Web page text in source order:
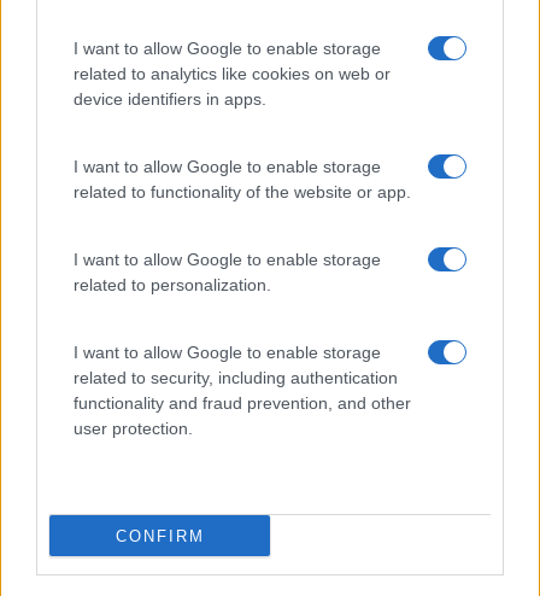
I want to allow Google to enable storage
related to analytics like cookies on web or
device identifiers in apps.
I want to allow Google to enable storage
related to functionality of the website or app.
I want to allow Google to enable storage
related to personalization.
I want to allow Google to enable storage
related to security, including authentication
functionality and fraud prevention, and other
user protection.
CONFIRM